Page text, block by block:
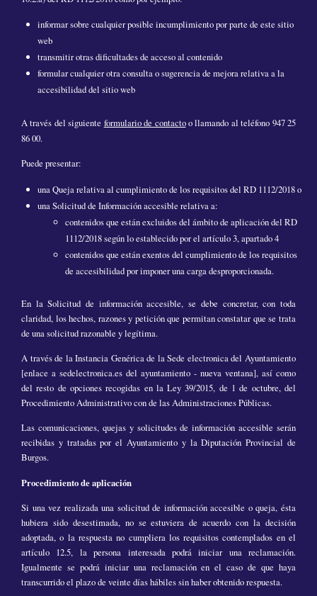
informar sobre cualquier posible incumplimiento por parte de este sitio
web
transmitir otras dificultades de acceso al contenido
formular cualquier otra consulta o sugerencia de mejora relativa a la
accesibilidad del sitio web
A través del siguiente formulario de contactoo llamando al teléfono 947 25
86 00.
Puede presentar:
una Queja relativa al cumplimiento de los requisitos del RD 1112/2018 o
una Solicitud de Información accesible relativa a:
contenidos que están excluidos del ámbito de aplicación del RD
1112/2018 según lo establecido por el artículo 3, apartado 4
contenidos que están exentos del cumplimiento de los requisitos
de accesibilidad por imponer una carga desproporcionada.
En la Solicitud de información accesible, se debe concretar, con toda
claridad, los hechos, razones y petición que permitan constatar que se trata
de una solicitud razonable y legítima.
A través de la Instancia Genérica de la Sede electronica del Ayuntamiento
[enlace a sedelectronica.es del ayuntamiento - nueva ventana], así como
del resto de opciones recogidas en la Ley 39/2015, de 1 de octubre, del
Procedimiento Administrativo con de las Administraciones Públicas.
Las comunicaciones, quejas y solicitudes de información accesible serán
recibidas y tratadas por el Ayuntamiento y la Diputación Provincial de
Burgos.
Procedimiento de aplicación
Si una vez realizada una solicitud de información accesible o queja, ésta
hubiera sido desestimada, no se estuviera de acuerdo con la decisión
adoptada, o la respuesta no cumpliera los requisitos contemplados en el
artículo 12.5, la persona interesada podrá iniciar una reclamación.
Igualmente se podrá iniciar una reclamación en el caso de que haya
transcurrido el plazo de veinte días hábiles sin haber obtenido respuesta.